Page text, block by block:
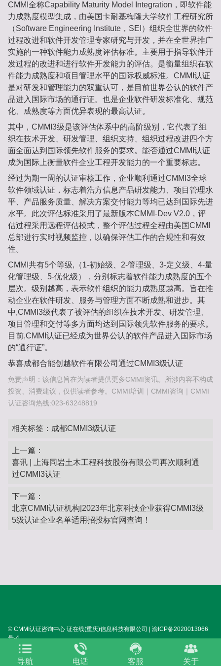
CMMI全称Capability Maturity Model Integration，即软件能
力成熟度模型集成，由美国卡耐基梅隆大学软件工程研究所
（Software Engineering Institute，SEI）组织全世界的软件
过程改进和软件开发管理专家研究与开发，并在全世界推广
实施的一种软件能力成熟度评估标准。主要用于指导软件开
发过程的改进和进行软件开发能力的评估。是衡量组织在软
件能力成熟度和项目管理水平的国际权威标准。CMMI认证
是对研发和管理能力的双重认可，是目前世界公认的软件产
品进入国际市场的通行证。也是企业软件研发标准化、规范
化、成熟度等方面优异表现的最高认证。
其中，CMMI3级是该评估体系中的高阶级别，它代表了组
织在技术开发、研发管理、组织支持、组织过程改进四个方
面全面达到国际领先软件服务的要求。能否通过CMMI认证
成为国际上衡量软件企业工程开发能力的一个重要标志。
经过为期一周的认证审核工作，企业顺利通过CMMI3全球
软件领域认证，标志着浩方信息产品研发能力、项目管理水
平、产品服务质量、解决方案交付能力等均已达到国际先进
水平。此次评估标准采用了最新版本CMMI-Dev V2.0，评
估过程采用远程评估模式，整个评估过程全程由美国CMMI
总部进行实时视频监控，以确保评估工作的合规性和有效
性。
CMMI共有5个等级,（1-初始级、2-管理级、3-定义级、4-量
化管理级、5-优化级），分别标志着软件能力成熟度的五个
层次。级别越高，表示软件组织的能力成熟度越高。旨在推
动企业在软件研发、服务与管理方面不断成熟和进步。其
中,CMMI3级代表了被评估的组织在技术开发、研发管理、
项目管理和交付等多方面均达到国际领先软件服务的要求。
目前,CMMI认证已经成为世界公认的软件产品进入国际市场
的“通行证”。
恭喜成都合能创越软件有限公司通过CMMI3级认证
免责声明：该信息旨在为读者提供更多CMMI资讯。所涉内容不构成
投资、消费建议，仅供读者参考。CMMI培训｜CMMI咨询｜CMMI
认证咨询热线:023-63248819
相关标签： 成都CMMI3级认证
上一篇：
喜讯 | 上海同岩土木工程科技股份有限公司再次顺利通
过CMMI3认证
下一篇：
北京CMMI认证机构|2023年北京科技企业获得CMMI3级
5级认证企业名单适用招投标官网查询！
© CMMI认证咨询中心 证在线(重庆)信息科技有限公司 | 渝ICP备2020013066
号-4
SITEMAP: TXT 关于我们
导航 电话 客服 关于